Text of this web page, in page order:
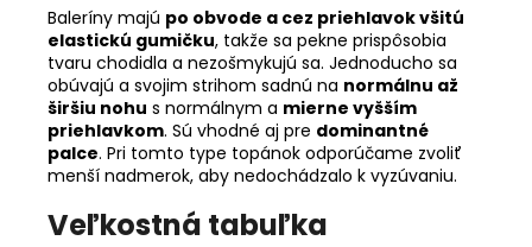
Baleríny majú po obvode a cez priehlavok všitú
elastickú gumičku, takže sa pekne prispôsobia
tvaru chodidla a nezošmykujú sa. Jednoducho sa
obúvajú a svojim strihom sadnú na normálnu až
širšiu nohu s normálnym a mierne vyšším
priehlavkom. Sú vhodné aj pre dominantné
palce. Pri tomto type topánok odporúčame zvoliť
menší nadmerok, aby nedochádzalo k vyzúvaniu.
Veľkostná tabuľka